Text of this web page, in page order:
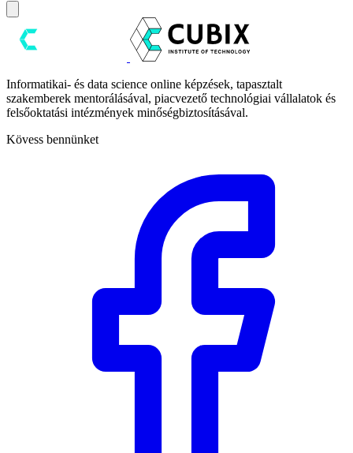
Informatikai- és data science online képzések, tapasztalt
szakemberek mentorálásával, piacvezető technológiai vállalatok és
felsőoktatási intézmények minőségbiztosításával.
Kövess bennünket